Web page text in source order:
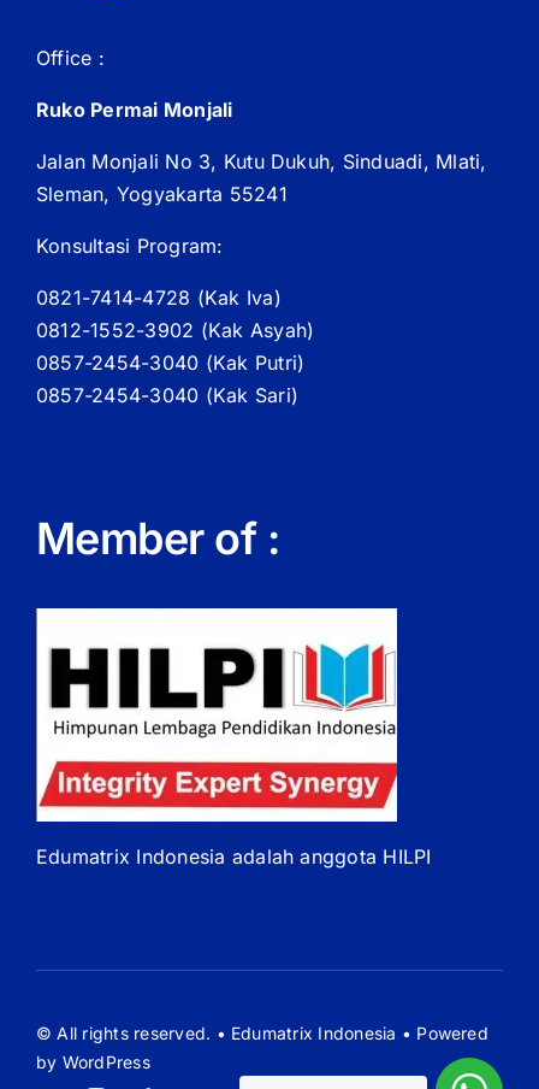
Office :
Ruko Permai Monjali
Jalan Monjali No 3, Kutu Dukuh, Sinduadi, Mlati,
Sleman, Yogyakarta 55241
Konsultasi Program:
0821-7414-4728 (Kak Iva)
0812-1552-3902 (Kak Asyah)
0857-2454-3040 (Kak Putri)
0857-2454-3040 (Kak Sari)
Member of :
Edumatrix Indonesia adalah anggota HILPI
© All rights reserved. • Edumatrix Indonesia • Powered
by WordPress